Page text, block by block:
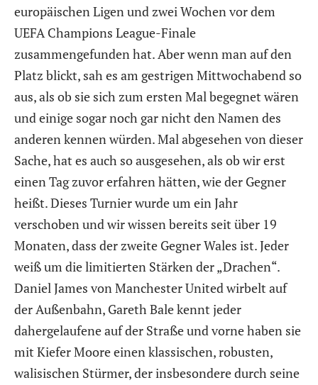
europäischen Ligen und zwei Wochen vor dem
UEFA Champions League-Finale
zusammengefunden hat. Aber wenn man auf den
Platz blickt, sah es am gestrigen Mittwochabend so
aus, als ob sie sich zum ersten Mal begegnet wären
und einige sogar noch gar nicht den Namen des
anderen kennen würden. Mal abgesehen von dieser
Sache, hat es auch so ausgesehen, als ob wir erst
einen Tag zuvor erfahren hätten, wie der Gegner
heißt. Dieses Turnier wurde um ein Jahr
verschoben und wir wissen bereits seit über 19
Monaten, dass der zweite Gegner Wales ist. Jeder
weiß um die limitierten Stärken der „Drachen“.
Daniel James von Manchester United wirbelt auf
der Außenbahn, Gareth Bale kennt jeder
dahergelaufene auf der Straße und vorne haben sie
mit Kiefer Moore einen klassischen, robusten,
walisischen Stürmer, der insbesondere durch seine